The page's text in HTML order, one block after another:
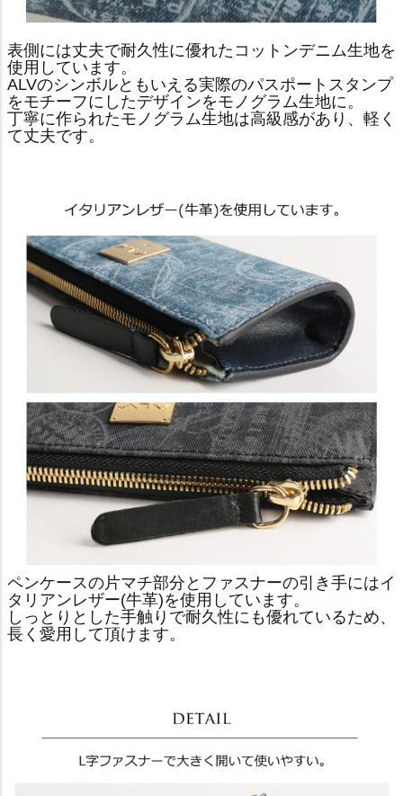
表側には丈夫で耐久性に優れたコットンデニム生地を
使用しています。
ALVのシンボルともいえる実際のパスポートスタンプ
をモチーフにしたデザインをモノグラム生地に。
丁寧に作られたモノグラム生地は高級感があり、軽く
て丈夫です。
ペンケースの片マチ部分とファスナーの引き手にはイ
タリアンレザー(牛革)を使用しています。
しっとりとした手触りで耐久性にも優れているため、
長く愛用して頂けます。